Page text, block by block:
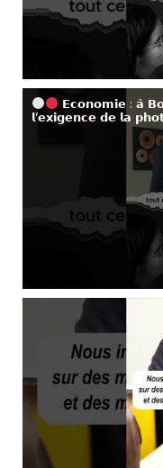
𝗘𝗰𝗼𝗻𝗼𝗺𝗶𝗲 : 𝗮̀
𝗹’𝗲𝘅𝗶𝗴𝗲𝗻𝗰𝗲 𝗱𝗲 𝗹𝗮